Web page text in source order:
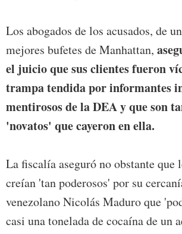
Los abogados de los acusados, de
mejores bufetes de Manhattan,
el juicio que sus clientes fueron
trampa tendida por informantes
mentirosos de la DEA y que son
'novatos' que cayeron en ella.
La fiscalía aseguró no obstante que
creían 'tan poderosos' por su
venezolano Nicolás Maduro que
casi una tonelada de cocaína de un